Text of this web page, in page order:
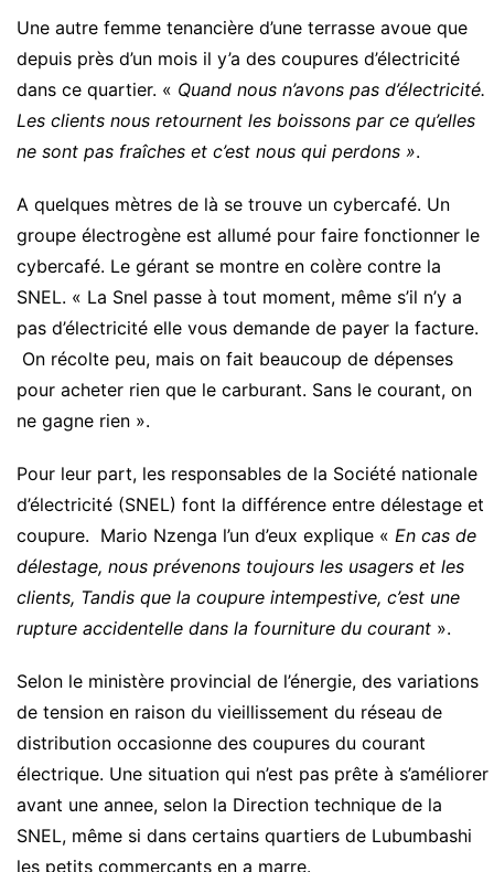
Une autre femme tenancière d’une terrasse avoue que
depuis près d’un mois il y’a des coupures d’électricité
dans ce quartier. « Quand nous n’avons pas d’électricité.
Les clients nous retournent les boissons par ce qu’elles
ne sont pas fraîches et c’est nous qui perdons ».
A quelques mètres de là se trouve un cybercafé. Un
groupe électrogène est allumé pour faire fonctionner le
cybercafé. Le gérant se montre en colère contre la
SNEL. « La Snel passe à tout moment, même s’il n’y a
pas d’électricité elle vous demande de payer la facture.
On récolte peu, mais on fait beaucoup de dépenses
pour acheter rien que le carburant. Sans le courant, on
ne gagne rien ».
Pour leur part, les responsables de la Société nationale
d’électricité (SNEL) font la différence entre délestage et
coupure. Mario Nzenga l’un d’eux explique « En cas de
délestage, nous prévenons toujours les usagers et les
clients, Tandis que la coupure intempestive, c’est une
rupture accidentelle dans la fourniture du courant ».
Selon le ministère provincial de l’énergie, des variations
de tension en raison du vieillissement du réseau de
distribution occasionne des coupures du courant
électrique. Une situation qui n’est pas prête à s’améliorer
avant une annee, selon la Direction technique de la
SNEL, même si dans certains quartiers de Lubumbashi
les petits commerçants en a marre.